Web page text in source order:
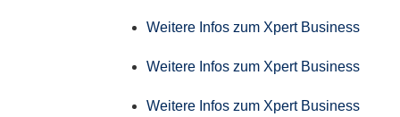
Weitere Infos zum Xpert Business
Weitere Infos zum Xpert Business
Weitere Infos zum Xpert Business